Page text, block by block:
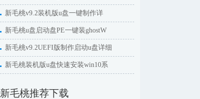
新毛桃v9.2装机版u盘一键制作详
新毛桃u盘启动盘PE一键装ghostW
新毛桃v9.2UEFI版制作启动u盘详细
新毛桃装机版u盘快速安装win10系
新毛桃推荐下载